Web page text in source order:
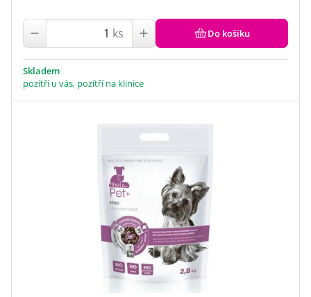
ks Do košíku
Skladem
pozítří u vás, pozítří na klinice